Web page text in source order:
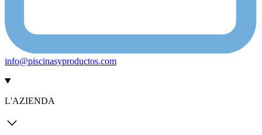
info@piscinasyproductos.com
L'AZIENDA